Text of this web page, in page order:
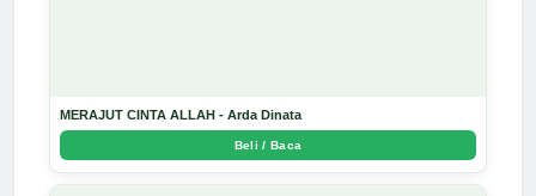
MERAJUT CINTA ALLAH - Arda Dinata
Beli / Baca